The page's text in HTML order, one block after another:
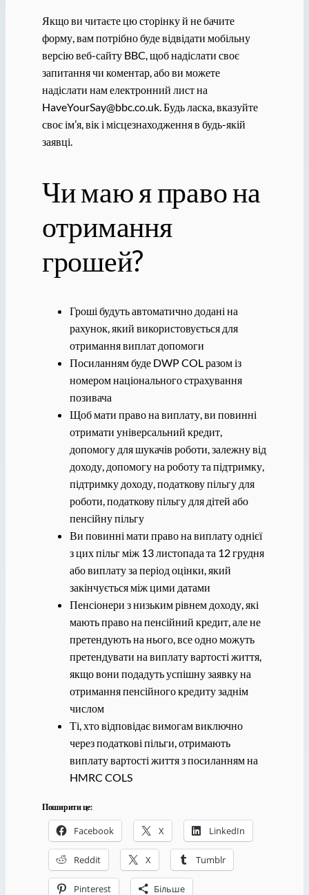
Якщо ви читаєте цю сторінку й не бачите
форму, вам потрібно буде відвідати мобільну
версію веб-сайту BBC, щоб надіслати своє
запитання чи коментар, або ви можете
надіслати нам електронний лист на
HaveYourSay@bbc.co.uk. Будь ласка, вказуйте
своє ім’я, вік і місцезнаходження в будь-якій
заявці.
Чи маю я право на
отримання
грошей?
Гроші будуть автоматично додані на
рахунок, який використовується для
отримання виплат допомоги
Посиланням буде DWP COL разом із
номером національного страхування
позивача
Щоб мати право на виплату, ви повинні
отримати універсальний кредит,
допомогу для шукачів роботи, залежну від
доходу, допомогу на роботу та підтримку,
підтримку доходу, податкову пільгу для
роботи, податкову пільгу для дітей або
пенсійну пільгу
Ви повинні мати право на виплату однієї
з цих пільг між 13 листопада та 12 грудня
або виплату за період оцінки, який
закінчується між цими датами
Пенсіонери з низьким рівнем доходу, які
мають право на пенсійний кредит, але не
претендують на нього, все одно можуть
претендувати на виплату вартості життя,
якщо вони подадуть успішну заявку на
отримання пенсійного кредиту заднім
числом
Ті, хто відповідає вимогам виключно
через податкові пільги, отримають
виплату вартості життя з посиланням на
HMRC COLS
Поширити це:
Facebook X LinkedIn
Reddit X Tumblr
Pinterest Більше